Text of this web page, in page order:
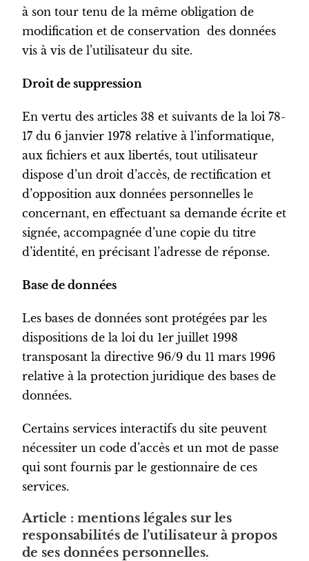
à son tour tenu de la même obligation de
modification et de conservation des données
vis à vis de l’utilisateur du site.
Droit de suppression
En vertu des articles 38 et suivants de la loi 78-
17 du 6 janvier 1978 relative à l’informatique,
aux fichiers et aux libertés, tout utilisateur
dispose d’un droit d’accès, de rectification et
d’opposition aux données personnelles le
concernant, en effectuant sa demande écrite et
signée, accompagnée d’une copie du titre
d’identité, en précisant l’adresse de réponse.
Base de données
Les bases de données sont protégées par les
dispositions de la loi du 1er juillet 1998
transposant la directive 96/9 du 11 mars 1996
relative à la protection juridique des bases de
données.
Certains services interactifs du site peuvent
nécessiter un code d’accès et un mot de passe
qui sont fournis par le gestionnaire de ces
services.
Article : mentions légales sur les
responsabilités de l’utilisateur à propos
de ses données personnelles.